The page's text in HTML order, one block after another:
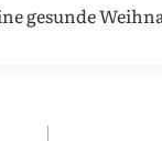
gesunde